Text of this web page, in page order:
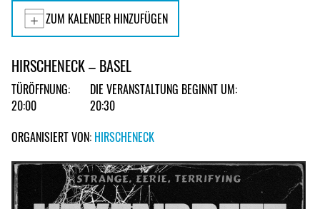
ZUM KALENDER HINZUFÜGEN
HIRSCHENECK – BASEL
TÜRÖFFNUNG:
20:00
DIE VERANSTALTUNG BEGINNT UM:
20:30
ORGANISIERT VON: HIRSCHENECK